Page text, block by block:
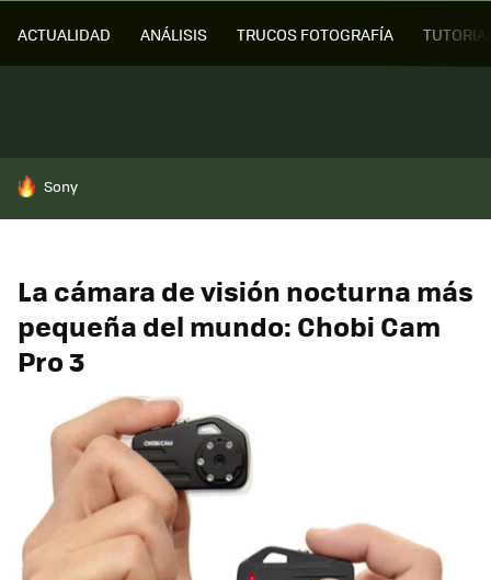
ACTUALIDAD ANÁLISIS TRUCOS FOTOGRAFÍA
HOY SE HABLA DE
Sony
La cámara de visión nocturna más
pequeña del mundo: Chobi Cam
Pro 3